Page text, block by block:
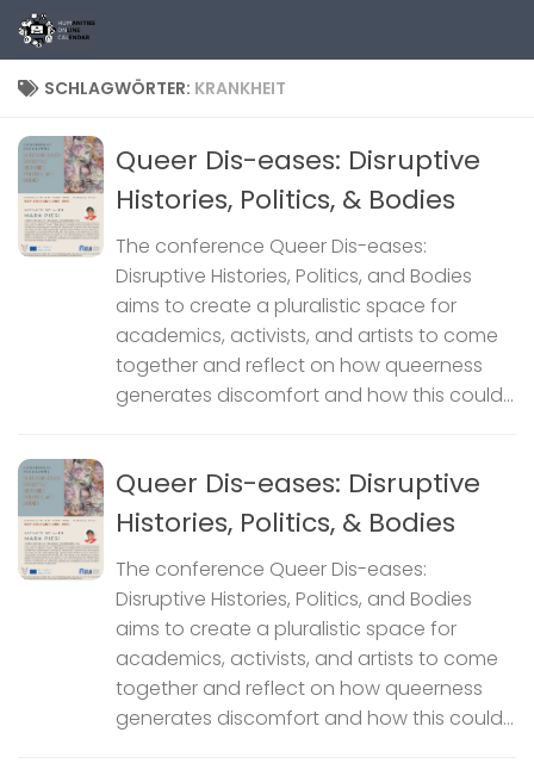
Zum Inhalt springen
SCHLAGWÖRTER: KRANKHEIT
Queer Dis-eases: Disruptive
Histories, Politics, & Bodies
The conference Queer Dis-eases:
Disruptive Histories, Politics, and Bodies
aims to create a pluralistic space for
academics, activists, and artists to come
together and reflect on how queerness
generates discomfort and how this could...
Queer Dis-eases: Disruptive
Histories, Politics, & Bodies
The conference Queer Dis-eases:
Disruptive Histories, Politics, and Bodies
aims to create a pluralistic space for
academics, activists, and artists to come
together and reflect on how queerness
generates discomfort and how this could...